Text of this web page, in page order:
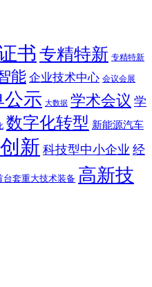
书 专精特新 专精特新
能 企业技术中心 会议会展
公示 大数据 学术会议 学
数字化转型 新能源汽车
新 科技型中小企业 经
台套重大技术装备 高新技